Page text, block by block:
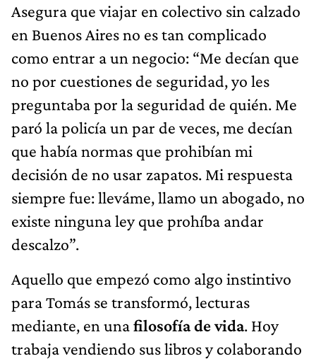
Asegura que viajar en colectivo sin calzado
en Buenos Aires no es tan complicado
como entrar a un negocio: “Me decían que
no por cuestiones de seguridad, yo les
preguntaba por la seguridad de quién. Me
paró la policía un par de veces, me decían
que había normas que prohibían mi
decisión de no usar zapatos. Mi respuesta
siempre fue: lleváme, llamo un abogado, no
existe ninguna ley que prohíba andar
descalzo”.
Aquello que empezó como algo instintivo
para Tomás se transformó, lecturas
mediante, en unafilosofía de vida. Hoy
trabaja vendiendo sus libros y colaborando